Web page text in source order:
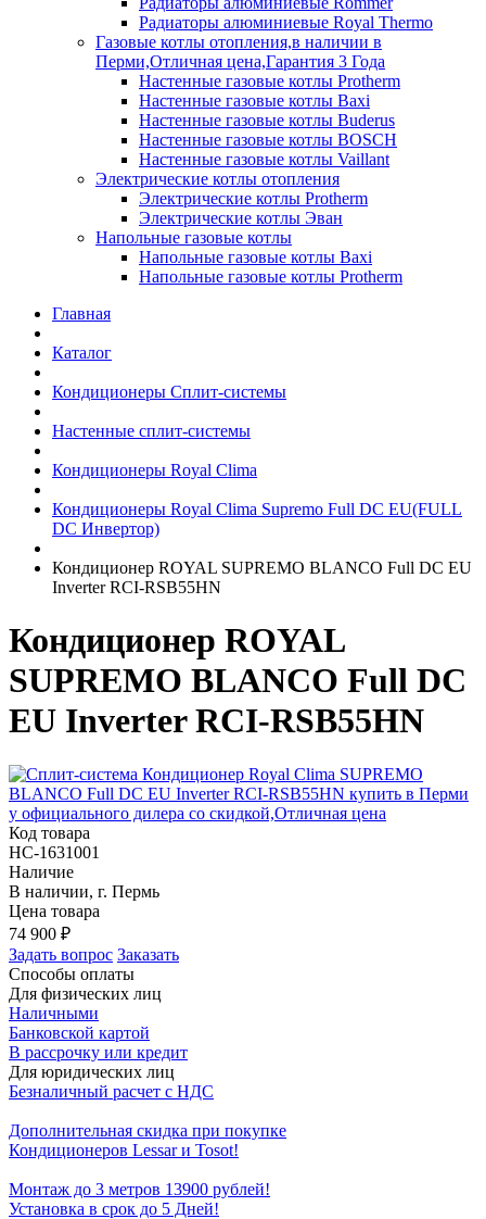
Радиаторы алюминиевые Royal Thermo
Газовые котлы отопления,в наличии в
Перми,Отличная цена,Гарантия 3 Года
Настенные газовые котлы Protherm
Настенные газовые котлы Baxi
Настенные газовые котлы Buderus
Настенные газовые котлы BOSCH
Настенные газовые котлы Vaillant
Электрические котлы отопления
Электрические котлы Protherm
Электрические котлы Эван
Напольные газовые котлы
Напольные газовые котлы Baxi
Напольные газовые котлы Protherm
Главная
Каталог
Кондиционеры Сплит-системы
Настенные сплит-системы
Кондиционеры Royal Clima
Кондиционеры Royal Clima Supremo Full DC EU(FULL
DC Инвертор)
Кондиционер ROYAL SUPREMO BLANCO Full DC EU
Inverter RCI-RSB55HN
Кондиционер ROYAL
SUPREMO BLANCO Full DC
EU Inverter RCI-RSB55HN
Код товара
НС-1631001
Наличие
В наличии, г. Пермь
Цена товара
74 900 ₽
Задать вопрос Заказать
Способы оплаты
Для физических лиц
Наличными
Банковской картой
В рассрочку или кредит
Для юридических лиц
Безналичный расчет с НДС
Дополнительная скидка при покупке
Кондиционеров Lessar и Tosot!
Монтаж до 3 метров 13900 рублей!
Установка в срок до 5 Дней!